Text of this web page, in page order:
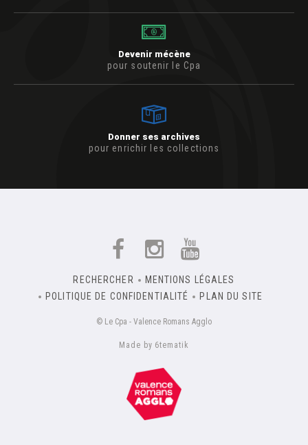
Devenir mécène
pour soutenir le Cpa
Donner ses archives
pour enrichir les collections
RECHERCHER
MENTIONS LÉGALES
POLITIQUE DE CONFIDENTIALITÉ
PLAN DU SITE
© Le Cpa - Valence Romans Agglo
Made by 6tematik